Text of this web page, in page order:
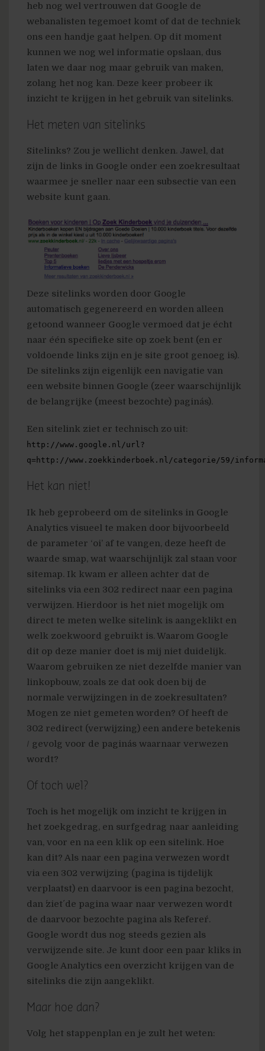
heb nog wel vertrouwen dat Google de
webanalisten tegemoet komt of dat de techniek
ons een handje gaat helpen. Op dit moment
kunnen we nog wel informatie opslaan, dus
laten we daar nog maar gebruik van maken,
zolang het nog kan. Deze keer probeer ik
inzicht te krijgen in het gebruik van sitelinks.
Het meten van sitelinks
Sitelinks? Zou je wellicht denken. Jawel, dat
zijn de links in Google onder een zoekresultaat
waarmee je sneller naar een subsectie van een
website kunt gaan.
Deze sitelinks worden door Google
automatisch gegenereerd en worden alleen
getoond wanneer Google vermoed dat je écht
naar één specifieke site op zoek bent (en er
voldoende links zijn en je site groot genoeg is).
De sitelinks zijn eigenlijk een navigatie van
een website binnen Google (zeer waarschijnlijk
de belangrijke (meest bezochte) pagina´s).
Een sitelink ziet er technisch zo uit:
http://www.google.nl/url?
q=http://www.zoekkinderboek.nl/categorie/59/
Het kan niet!
Ik heb geprobeerd om de sitelinks in Google
Analytics visueel te maken door bijvoorbeeld
de parameter ‘oi’ af te vangen, deze heeft de
waarde smap, wat waarschijnlijk zal staan voor
sitemap. Ik kwam er alleen achter dat de
sitelinks via een 302 redirect naar een pagina
verwijzen. Hierdoor is het niet mogelijk om
direct te meten welke sitelink is aangeklikt en
welk zoekwoord gebruikt is. Waarom Google
dit op deze manier doet is mij niet duidelijk.
Waarom gebruiken ze niet dezelfde manier van
linkopbouw, zoals ze dat ook doen bij de
normale verwijzingen in de zoekresultaten?
Mogen ze niet gemeten worden? Of heeft de
302 redirect (verwijzing) een andere betekenis
/ gevolg voor de pagina´s waarnaar verwezen
wordt?
Of toch wel?
Toch is het mogelijk om inzicht te krijgen in
het zoekgedrag, en surfgedrag naar aanleiding
van, voor en na een klik op een sitelink. Hoe
kan dit? Als naar een pagina verwezen wordt
via een 302 verwijzing (pagina is tijdelijk
verplaatst) en daarvoor is een pagina bezocht,
dan ´ziet´ de pagina waar naar verwezen wordt
de daarvoor bezochte pagina als ´Referer´.
Google wordt dus nog steeds gezien als
verwijzende site. Je kunt door een paar kliks in
Google Analytics een overzicht krijgen van de
sitelinks die zijn aangeklikt.
Maar hoe dan?
Volg het stappenplan en je zult het weten: